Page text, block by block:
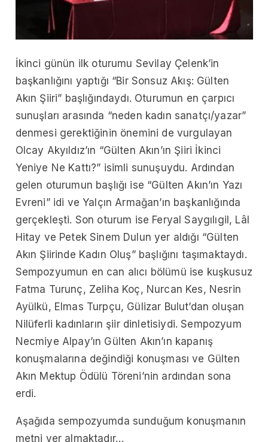
İkinci günün ilk oturumu Sevilay Çelenk’in
başkanlığını yaptığı “Bir Sonsuz Akış: Gülten
Akın Şiiri” başlığındaydı. Oturumun en çarpıcı
sunuşları arasında “neden kadın sanatçı/yazar”
denmesi gerektiğinin önemini de vurgulayan
Olcay Akyıldız’ın “Gülten Akın’ın Şiiri İkinci
Yeniye Ne Kattı?” isimli sunuşuydu. Ardından
gelen oturumun başlığı ise “Gülten Akın’ın Yazı
Evreni” idi ve Yalçın Armağan’ın başkanlığında
gerçekleşti. Son oturum ise Feryal Saygılıgil, Lâl
Hitay ve Petek Sinem Dulun yer aldığı “Gülten
Akın Şiirinde Kadın Oluş” başlığını taşımaktaydı.
Sempozyumun en can alıcı bölümü ise kuşkusuz
Fatma Turunç, Zeliha Koç, Nurcan Kes, Nesrin
Ayülkü, Elmas Turpçu, Gülizar Bulut’dan oluşan
Nilüferli kadınların şiir dinletisiydi. Sempozyum
Necmiye Alpay’ın Gülten Akın’ın kapanış
konuşmalarına değindiği konuşması ve Gülten
Akın Mektup Ödülü Töreni’nin ardından sona
erdi.
Aşağıda sempozyumda sunduğum konuşmanın
metni yer almaktadır…